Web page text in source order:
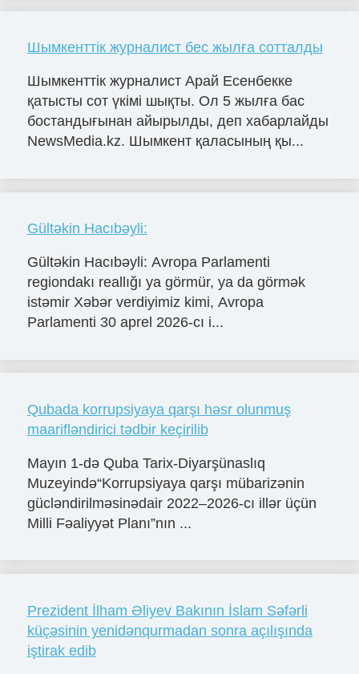
Шымкенттік журналист бес жылға сотталды
Шымкенттік журналист Арай Есенбекке
қатысты сот үкімі шықты. Ол 5 жылға бас
бостандығынан айырылды, деп хабарлайды
NewsMedia.kz. Шымкент қаласының қы...
Gültəkin Hacıbəyli:
Gültəkin Hacıbəyli: Avropa Parlamenti
regiondakı reallığı ya görmür, ya da görmək
istəmir Xəbər verdiyimiz kimi, Avropa
Parlamenti 30 aprel 2026-cı i...
Qubada korrupsiyaya qarşı həsr olunmuş
maarifləndirici tədbir keçirilib
Mayın 1-də Quba Tarix-Diyarşünaslıq
Muzeyində“Korrupsiyaya qarşı mübarizənin
gücləndirilməsinədair 2022–2026-cı illər üçün
Milli Fəaliyyət Planı”nın ...
Prezident İlham Əliyev Bakının İslam Səfərli
küçəsinin yenidənqurmadan sonra açılışında
iştirak edib